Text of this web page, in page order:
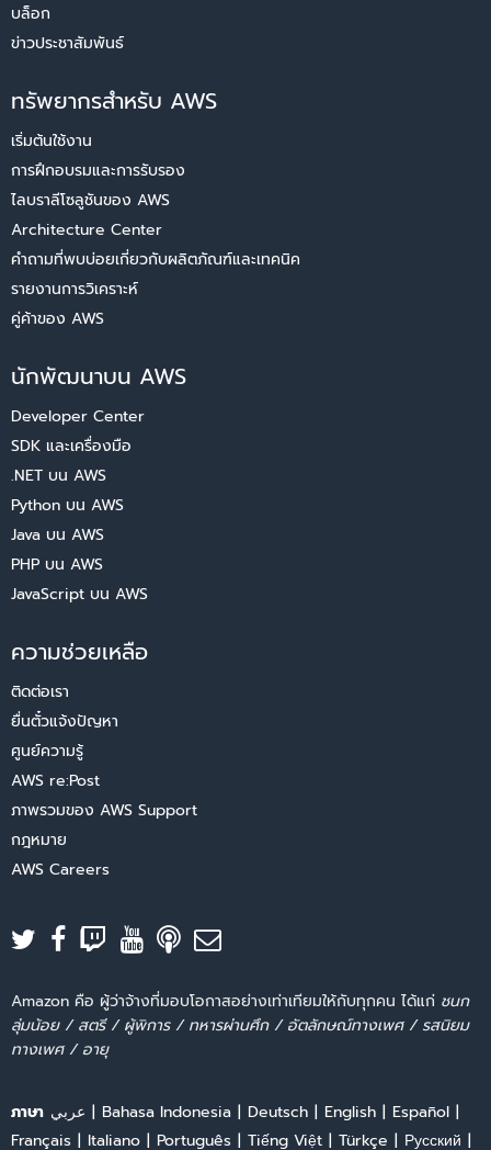
บล็อก
ข่าวประชาสัมพันธ์
ทรัพยากรสำหรับ AWS
เริ่มต้นใช้งาน
การฝึกอบรมและการรับรอง
ไลบราลีโซลูชันของ AWS
Architecture Center
คำถามที่พบบ่อยเกี่ยวกับผลิตภัณฑ์และเทคนิค
รายงานการวิเคราะห์
คู่ค้าของ AWS
นักพัฒนาบน AWS
Developer Center
SDK และเครื่องมือ
.NET บน AWS
Python บน AWS
Java บน AWS
PHP บน AWS
JavaScript บน AWS
ความช่วยเหลือ
ติดต่อเรา
ยื่นตั๋วแจ้งปัญหา
ศูนย์ความรู้
AWS re:Post
ภาพรวมของ AWS Support
กฎหมาย
AWS Careers
Amazon คือ ผู้ว่าจ้างที่มอบโอกาสอย่างเท่าเทียมให้กับทุกคน ได้แก่ ชนก
ลุ่มน้อย / สตรี / ผู้พิการ / ทหารผ่านศึก / อัตลักษณ์ทางเพศ / รสนิยม
ทางเพศ / อายุ
ภาษา عربي Bahasa Indonesia Deutsch English
Español
Français
Italiano Português Tiếng Việt Türkçe Ρусский